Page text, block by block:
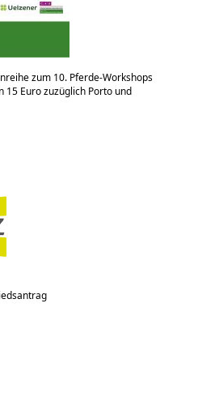
zum 10. Pferde-Workshops
15 Euro zuzüglich Porto und